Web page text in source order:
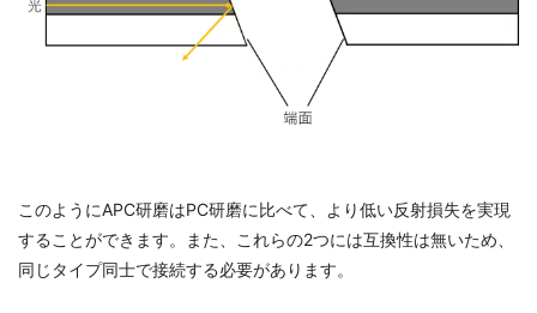
このようにAPC研磨はPC研磨に比べて、より低い反射損失を実現
することができます。また、これらの2つには互換性は無いため、
同じタイプ同士で接続する必要があります。